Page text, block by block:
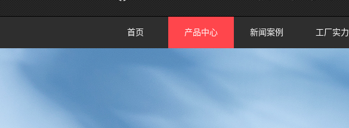
首页 产品中心 新闻案例 工厂实力